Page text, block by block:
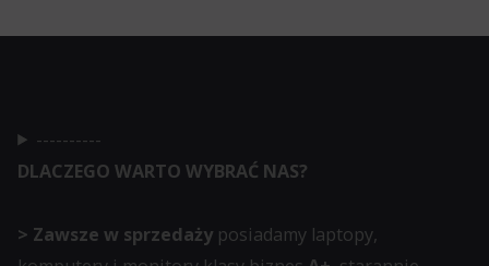
----------
DLACZEGO WARTO WYBRAĆ NAS?
> Zawsze w sprzedaży posiadamy laptopy,
zazwyczaj
prywatności
które
umożliwiają